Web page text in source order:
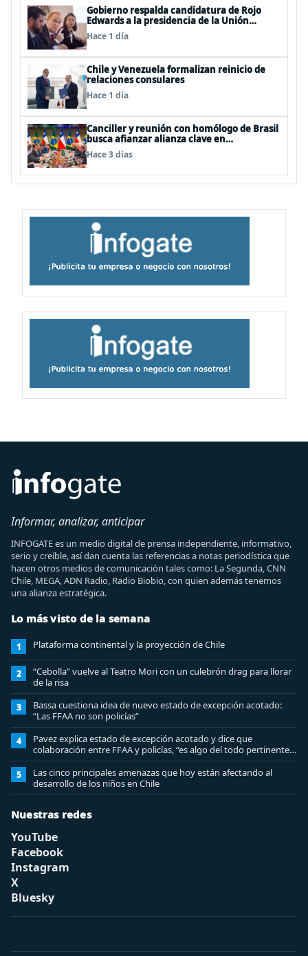
Gobierno respalda candidatura de Rojo
Edwards a la presidencia de la Unión
Interparlamentaria (UIP)
Hace 1 día
Chile y Venezuela formalizan reinicio de
relaciones consulares
Hace 1 día
Canciller y reunión con homólogo de Brasil
busca afianzar alianza clave en
Latinoamérica
Hace 3 días
Informar, analizar, anticipar
INFOGATE es un medio digital de prensa independiente, informativo,
serio y creíble, así dan cuenta las referencias a notas periodística que
hacen otros medios de comunicación tales como: La Segunda, CNN
Chile, MEGA, ADN Radio, Radio Biobio, con quien además tenemos
una alianza estratégica.
Lo más visto de la semana
1 Plataforma continental y la proyección de Chile
2
“Cebolla” vuelve al Teatro Mori con un culebrón drag para llorar
de la risa
3
Bassa cuestiona idea de nuevo estado de excepción acotado:
“Las FFAA no son policías”
4
Pavez explica estado de excepción acotado y dice que
colaboración entre FFAA y policías, “es algo del todo pertinente
analizar”
5
Las cinco principales amenazas que hoy están afectando al
desarrollo de los niños en Chile
Nuestras redes
YouTube
Facebook
Instagram
X
Bluesky